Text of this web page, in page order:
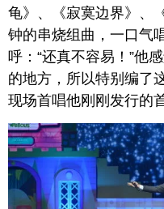
龟》、《寂寞边界》、
钟的串烧组曲，一口气
呼：“还真不容易！”他
的地方，所以特别编了
现场首唱他刚刚发行的